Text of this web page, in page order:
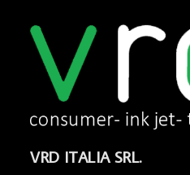
VRD ITALIA SRL.